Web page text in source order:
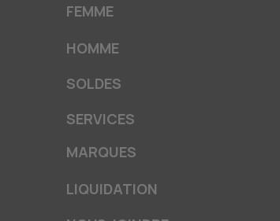
FEMME
HOMME
SOLDES
SERVICES
MARQUES
LIQUIDATION